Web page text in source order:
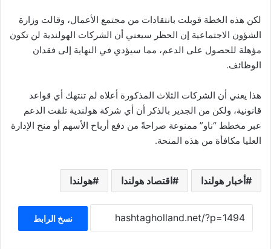
لكن هذه الخطة قوبلت بانتقادات من مجتمع الأعمال، وقالت وزارة
الشؤون الاجتماعية إن الحظر سيعني أن الشركات الهولندية لن تكون
مؤهلة للحصول على الدعم، مما سيؤدي في النهاية إلى فقدان
الوظائف.
هذا يعني أن الشركات الثلاث المذكورة أعلاه لم تنتهك أي قواعد
قانونية، ولكن من الجدير بالذكر أن أي شركة هولندية تلقت الدعم
عبر مخطط “ناو” ممنوعة صراحةً من دفع أرباح الأسهم أو منح الإدارة
العليا مكافأة من هذه المنحة.
أخبار هولندا اقتصاد هولندا هولندا
نسخ الرابط